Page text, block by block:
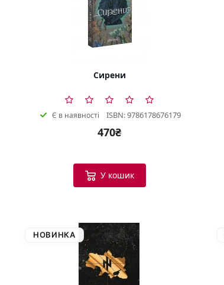
Сирени
Є в наявності ISBN: 9786178676179
470₴
У кошик
НОВИНКА